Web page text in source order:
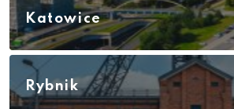
Katowice
Rybnik